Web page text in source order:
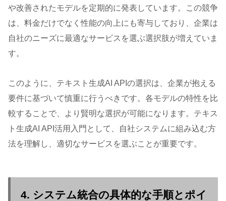
や改善されたモデルを定期的に発表しています。この競争
は、料金だけでなく性能の向上にも寄与しており、企業は
自社のニーズに最適なサービスを選ぶ選択肢が増えていま
す。
このように、テキスト生成AI APIの選択は、企業が抱える
要件に基づいて慎重に行うべきです。各モデルの特性を比
較することで、より賢明な選択が可能になります。テキス
ト生成AI API活用入門として、自社システムに組み込む方
法を理解し、適切なサービスを選ぶことが重要です。
4. システム統合の具体的な手順とポイ